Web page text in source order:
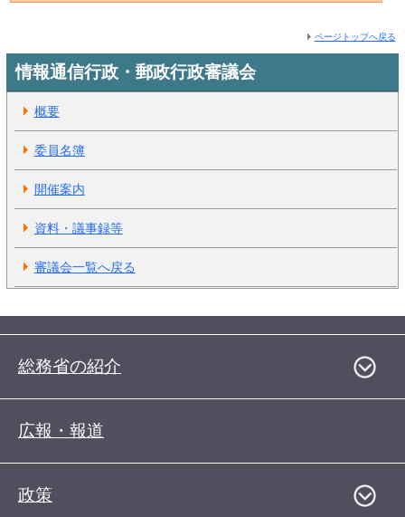
ページトップへ戻る
情報通信行政・郵政行政審議会
概要
委員名簿
開催案内
資料・議事録等
審議会一覧へ戻る
総務省の紹介
広報・報道
政策